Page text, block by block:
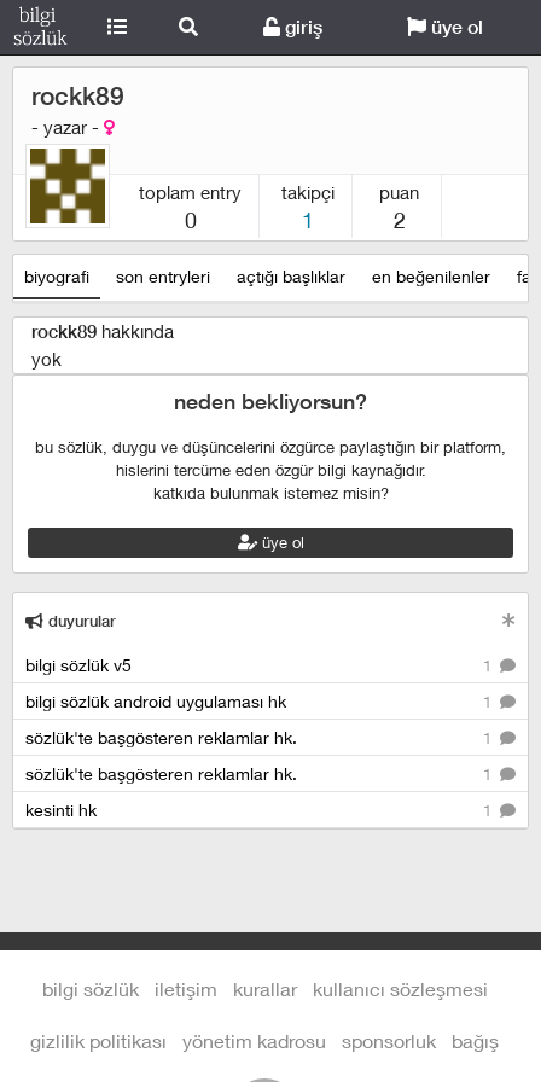
giriş üye ol
rockk89
- yazar -
toplam entry
0
takipçi
1
puan
2
biyografi son entryleri açtığı başlıklar en beğenilenler
rockk89 hakkında
yok
neden bekliyorsun?
bu sözlük, duygu ve düşüncelerini özgürce paylaştığın bir platform,
hislerini tercüme eden özgür bilgi kaynağıdır.
katkıda bulunmak istemez misin?
üye ol
duyurular
1
bilgi sözlük v5
1
bilgi sözlük android uygulaması hk
1
sözlük'te başgösteren reklamlar hk.
1
sözlük'te başgösteren reklamlar hk.
1
kesinti hk
bilgi sözlük iletişim kurallar kullanıcı sözleşmesi
gizlilik politikası yönetim kadrosu sponsorluk bağış